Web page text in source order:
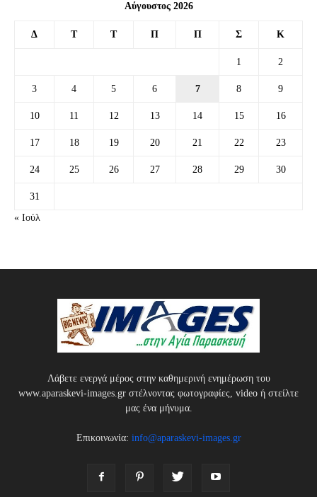
Αύγουστος 2026
Δ Τ Τ Π Π Σ Κ
1 2
3 4 5 6 7 8 9
10 11 12 13 14 15 16
17 18 19 20 21 22 23
24 25 26 27 28 29 30
31
« Ιούλ
Λάβετε ενεργά μέρος στην καθημερινή ενημέρωση του
www.aparaskevi-images.gr στέλνοντας φωτογραφίες, video ή στείλτε
μας ένα μήνυμα.
Επικοινωνία: info@aparaskevi-images.gr